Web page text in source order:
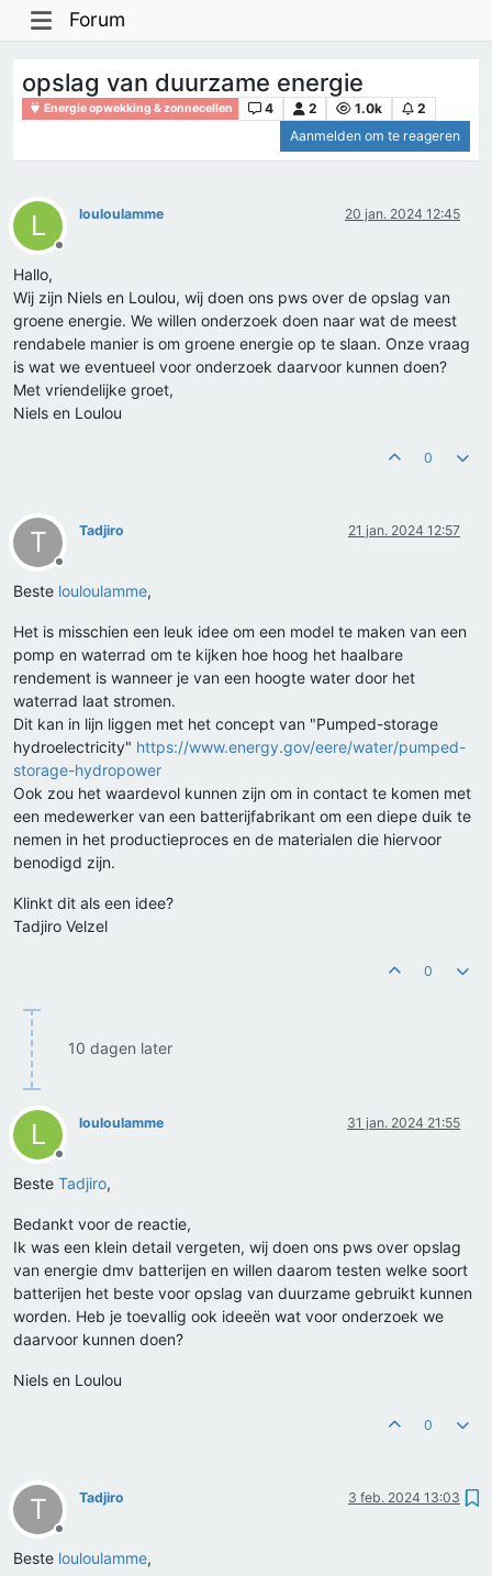
Forum
opslag van duurzame energie
Energie opwekking & zonnecellen 4 2 1.0k
2
Aanmelden om te reageren
L
Offline
louloulamme 20 jan. 2024 12:45
Hallo,
Wij zijn Niels en Loulou, wij doen ons pws over de opslag van
groene energie. We willen onderzoek doen naar wat de meest
rendabele manier is om groene energie op te slaan. Onze vraag
is wat we eventueel voor onderzoek daarvoor kunnen doen?
Met vriendelijke groet,
Niels en Loulou
0
T
Offline
Tadjiro 21 jan. 2024 12:57
Beste louloulamme,
Het is misschien een leuk idee om een model te maken van een
pomp en waterrad om te kijken hoe hoog het haalbare
rendement is wanneer je van een hoogte water door het
waterrad laat stromen.
Dit kan in lijn liggen met het concept van "Pumped-storage
hydroelectricity" https://www.energy.gov/eere/water/pumped-
storage-hydropower
Ook zou het waardevol kunnen zijn om in contact te komen met
een medewerker van een batterijfabrikant om een diepe duik te
nemen in het productieproces en de materialen die hiervoor
benodigd zijn.
Klinkt dit als een idee?
Tadjiro Velzel
0
10 dagen later
L
Offline
louloulamme 31 jan. 2024 21:55
Beste Tadjiro,
Bedankt voor de reactie,
Ik was een klein detail vergeten, wij doen ons pws over opslag
van energie dmv batterijen en willen daarom testen welke soort
batterijen het beste voor opslag van duurzame gebruikt kunnen
worden. Heb je toevallig ook ideeën wat voor onderzoek we
daarvoor kunnen doen?
Niels en Loulou
0
T
Offline
Tadjiro 3 feb. 2024 13:03
Beste louloulamme,